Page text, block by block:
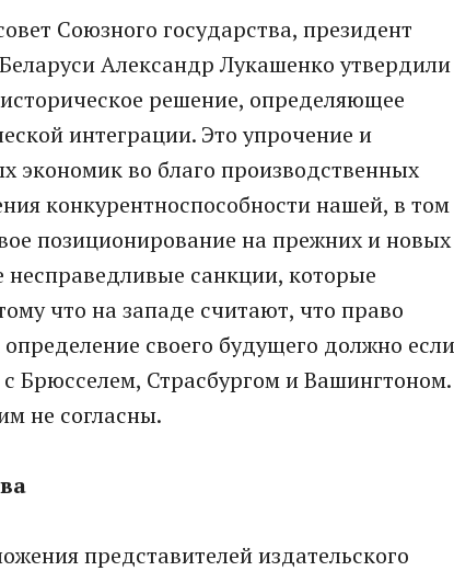
Союзного государства, президент
Александр Лукашенко утвердили
решение, определяющее
интеграции. Это упрочение и
экономик во благо производственных
конкурентноспособности нашей, в том
позиционирование на прежних и новых
несправедливые санкции, которые
что на западе считают, что право
своего будущего должно если
с Брюсселем, Страсбургом и Вашингтоном.
не согласны.
представителей издательского